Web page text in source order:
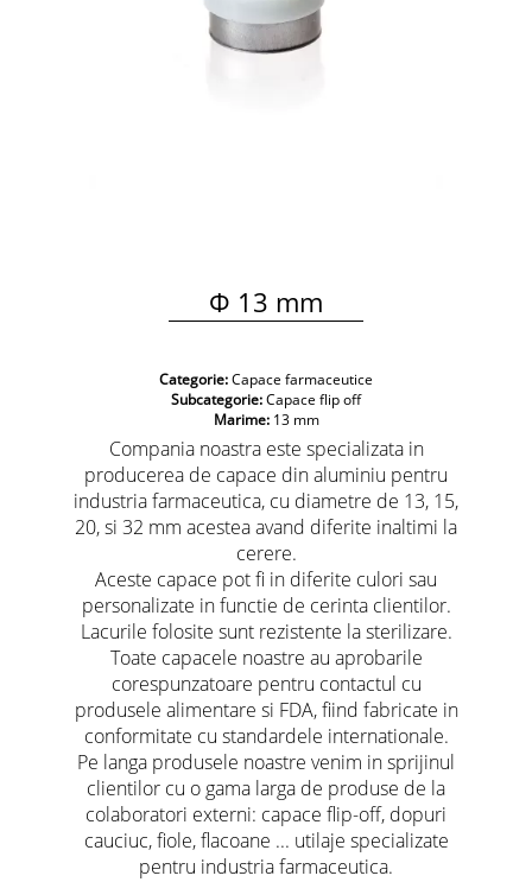
Φ 13 mm
Categorie:Capace farmaceutice
Subcategorie:Capace flip off
Marime:13 mm
Compania noastra este specializata in
producerea de capace din aluminiu pentru
industria farmaceutica, cu diametre de 13, 15,
20, si 32 mm acestea avand diferite inaltimi la
cerere.
Aceste capace pot fi in diferite culori sau
personalizate in functie de cerinta clientilor.
Lacurile folosite sunt rezistente la sterilizare.
Toate capacele noastre au aprobarile
corespunzatoare pentru contactul cu
produsele alimentare si FDA, fiind fabricate in
conformitate cu standardele internationale.
Pe langa produsele noastre venim in sprijinul
clientilor cu o gama larga de produse de la
colaboratori externi: capace flip-off, dopuri
cauciuc, fiole, flacoane ... utilaje specializate
pentru industria farmaceutica.